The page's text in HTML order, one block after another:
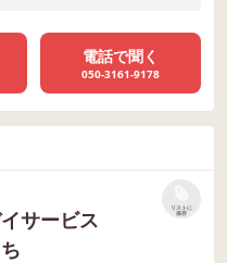
電話で聞く
050-3161-9178
イサービス
リストに
保存